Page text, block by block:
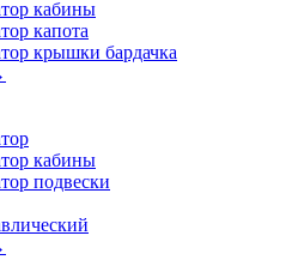
кабины
капота
крышки бардачка
кабины
подвески